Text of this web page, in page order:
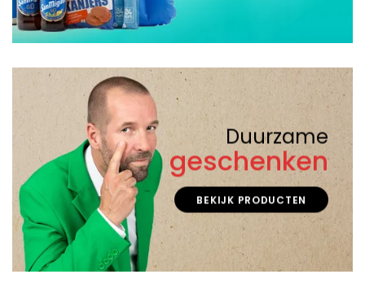
Duurzame
geschenken
BEKIJK PRODUCTEN